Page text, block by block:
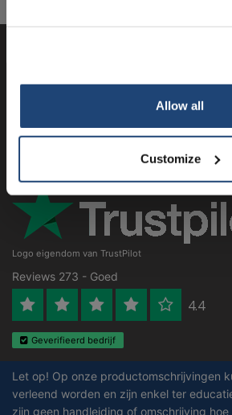
Allow all
Customize
Contactgegevens
Logo eigendom van TrustPilot
Reviews 273 - Goed
4.4
Geverifieerd bedrijf
Let op! Op onze productomschrijvingen
verleend worden en zijn enkel ter
zijn geen handleiding of omschrijving